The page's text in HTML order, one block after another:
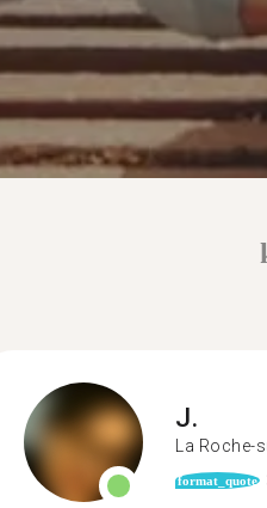
J.
La Roche-
format_quote